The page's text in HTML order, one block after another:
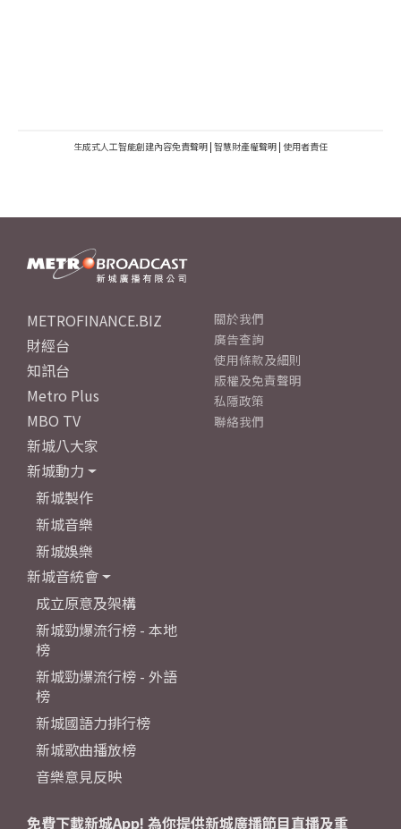
生成式人工智能創建內容免責聲明 | 智慧財產權聲明 | 使用者責任
METROFINANCE.BIZ
財經台
知訊台
Metro Plus
MBO TV
新城八大家
新城動力
新城製作
新城音樂
新城娛樂
新城音統會
成立原意及架構
新城勁爆流行榜 - 本地
榜
新城勁爆流行榜 - 外語
榜
新城國語力排行榜
新城歌曲播放榜
音樂意見反映
關於我們
廣告查詢
使用條款及細則
版權及免責聲明
私隱政策
聯絡我們
免費下載新城App! 為你提供新城廣播節目直播及重